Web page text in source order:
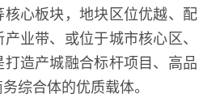
心板块，地块区位优越、配
业带、或位于城市核心区、
造产城融合标杆项目、高品
综合体的优质载体。